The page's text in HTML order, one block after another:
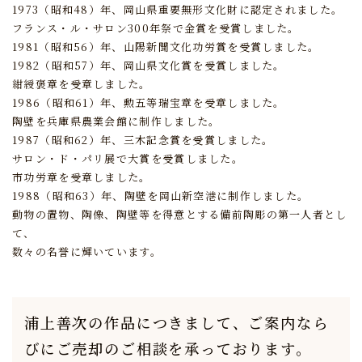
1973（昭和48）年、岡山県重要無形文化財に認定されました。
フランス・ル・サロン300年祭で金賞を受賞しました。
1981（昭和56）年、山陽新聞文化功労賞を受賞しました。
1982（昭和57）年、岡山県文化賞を受賞しました。
紺綬褒章を受章しました。
1986（昭和61）年、勲五等瑞宝章を受章しました。
陶壁を兵庫県農業会館に制作しました。
1987（昭和62）年、三木記念賞を受賞しました。
サロン・ド・パリ展で大賞を受賞しました。
市功労章を受章しました。
1988（昭和63）年、陶壁を岡山新空港に制作しました。
動物の置物、陶像、陶壁等を得意とする備前陶彫の第一人者とし
て、
数々の名誉に輝いています。
浦上善次の作品につきまして、 ご案内なら
びにご売却のご相談を承っております。